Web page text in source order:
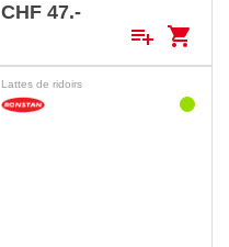
CHF 47.-
playlist_add shopping_cart
Lattes de ridoirs